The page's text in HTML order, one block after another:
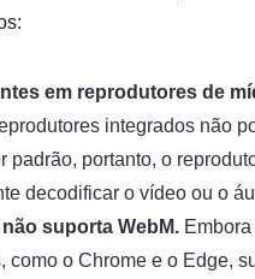
em reprodutores de
integrados não
padrão, portanto, o
decodificar o vídeo ou o
suporta WebM.
como o Chrome e o Edge,